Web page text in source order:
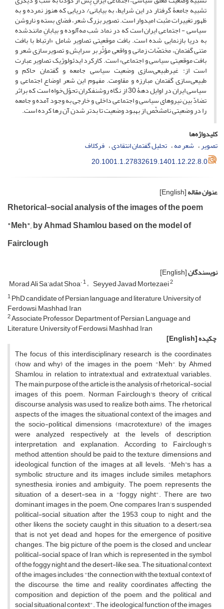
تشبیه جامعۀ گرفتار در این شرایط، به بیابانی/ دریایی که هنوز نمرده و به
ظهور تغییرات مثبت امیدوار است. تصویر بزرگ شعر، فضای بسته و ناروشن
سیاسی - اجتماعی ایران است که در نماد شب مه‌آلوده و بیابانِ مانندشده
به دریا بازنمایی شده است. بافت موقعیتی تصاویر شامل «ارتباط با بافت
متنی گفتمان، مختصّات زمانی و واقعی مؤثّر بر سرایش و تصویرسازی شعر و
بافت موقعیتی سیاسی و اجتماعی» است. کارکرد ایدئولوژیک تصاویر عبارت
است از: غیرطبیعی‌سازی وضعیت سیاسی جامعه و گفتمان حاکم و
طبیعی‌سازی گفتمان مبارزه و مقاومت. مفهوم این شعر اوضاع اجتماعی و
سیاسی ایران در اوایل دهۀ 30 از نگاه روشنفکران تحوّل‌خواه است که براثر
تضادّ بین نیروهای سیاسی و اجتماعی داخلی و خارجی به وجود آمده و جامعه
را در وضعیتی نامشخّص از بهبود وضعیت تا بدتر شدن آن رها کرده است.
کلیدواژه‌ها
تصویر شعر مه تحلیل گفتمان انتقادی فرکلاف
20.1001.1.27832619.1401.12.22.8.0
عنوان مقاله[English]
Rhetorical-social analysis of the images of the poem
"Meh", by Ahmad Shamlou based on the model of
Fairclough
نویسندگان[English]
Morad Ali Sa’adat Shoa’1 Seyyed Javad Mortezaei2
1PhD candidate of Persian language and literature, University of
Ferdowsi, Mashhad, Iran
2Associate Professor, Department of Persian Language and
Literature, University of Ferdowsi, Mashhad, Iran
چکیده[English]
The focus of this interdisciplinary research is the coordinates
(how and why) of the images in the poem "Meh", by Ahmed
Shamlou, in relation to intratextual and extratextual variables.
The main purpose of the article is the analysis of rhetorical-social
images of this poem. Norman Fairclough's theory of critical
discourse analysis was used to realize both aims. The rhetorical
aspects of the images, the situational context of the images, and
the socio-political dimensions (macrotexture) of the images
were analyzed respectively at the levels of description,
interpretation, and explanation. According to Fairclough's
method, attention should be paid to the texture, dimensions and
ideological function of the images at all levels. “Meh”s has a
symbolic structure and its images include similes, metaphors,
synesthesia, ironies and ambiguity. The poem, represents the
situation of a desert-sea in a "foggy night". There are two
dominant images in the poem; One compares Iran's suspended
political-social situation after the 1953 coup to night, and the
other likens the society caught in this situation to a desert/sea
that is not yet dead and hopes for the emergence of positive
changes. The big picture of the poem is the closed and unclear
political-social space of Iran, which is represented in the symbol
of the foggy night and the desert-like sea. The situational context
of the images includes "the connection with the textual context of
the discourse, the time and reality coordinates affecting the
composition and depiction of the poem, and the political and
social situational context". The ideological function of the images